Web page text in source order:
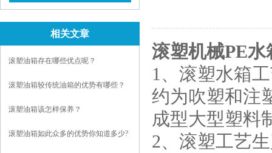
相关文章
滚塑油箱存在哪些优点呢？
滚塑油箱较传统油箱的优势有哪些？
滚塑油箱该怎样保养？
滚塑油箱如此众多的优势你知道多少?
滚塑机械PE水
1、滚塑水箱
约为吹塑和注
成型大型塑料
2、滚塑工艺